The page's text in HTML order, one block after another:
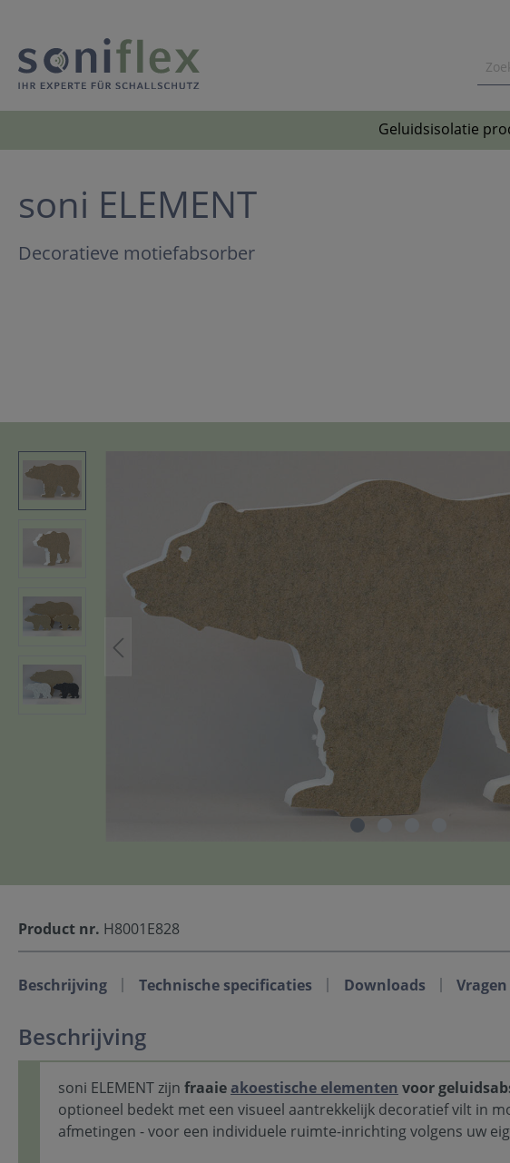
Geluidsisolatie
soni ELEMENT
Decoratieve motiefabsorber
Product nr. H8001E828
Beschrijving Technische specificaties Downloads
Beschrijving
soni ELEMENT zijn fraaie akoestische elementen voor
optioneel bedekt met een visueel aantrekkelijk decoratief vilt in
afmetingen - voor een individuele ruimte-inrichting volgens uw